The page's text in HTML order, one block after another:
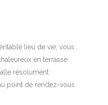
lieu de vie, vous
en terrasse
résolument
point de rendez-vous